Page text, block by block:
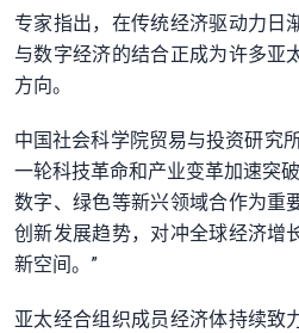
专家指出，在传统经济驱动力日
与数字经济的结合正成为许多亚
方向。
中国社会科学院贸易与投资研究
一轮科技革命和产业变革加速突
数字、绿色等新兴领域合作为重
创新发展趋势，对冲全球经济增
新空间。”
亚太经合组织成员经济体持续致